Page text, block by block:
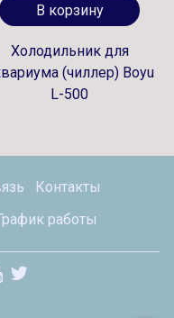
В корзину
Холодильник для
(чиллер) Boyu
L-500
Контакты
работы